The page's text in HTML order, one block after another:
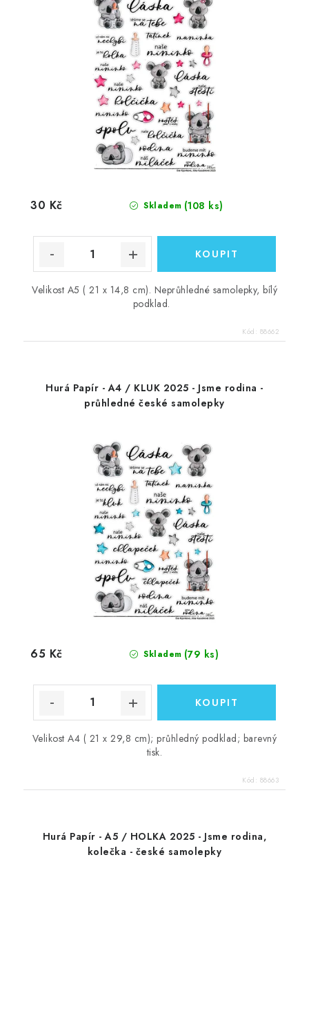
Skladem (108 ks)
30 Kč
Velikost A5 ( 21 x 14,8 cm). Neprůhledné samolepky, bílý
podklad.
Kód: 88662
Hurá Papír - A4 / KLUK 2025 - Jsme rodina -
průhledné české samolepky
Skladem (79 ks)
65 Kč
Velikost A4 ( 21 x 29,8 cm); průhledný podklad; barevný
tisk.
Kód: 88663
Hurá Papír - A5 / HOLKA 2025 - Jsme rodina,
kolečka - české samolepky